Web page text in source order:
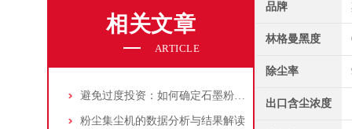
相关文章
ARTICLE
避免过度投资：如何确定石墨粉尘除尘器的合理价格区间
粉尘集尘机的数据分析与结果解读
品牌
林格曼黑度
除尘率
出口含尘浓度